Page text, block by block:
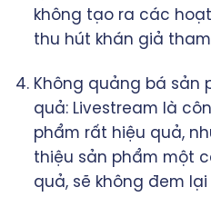
không tạo ra các
thu hút khán giả
Không quảng bá sản
quả: Livestream là
phẩm rất hiệu quả,
thiệu sản phẩm một
quả, sẽ không đem